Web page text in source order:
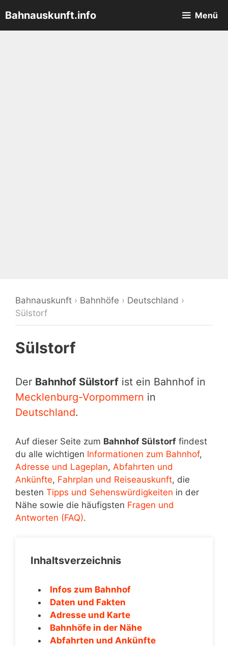
Inhalt
springen
Bahnauskunft.info Menü
Bahnauskunft › Bahnhöfe › Deutschland ›
Sülstorf
Sülstorf
Der Bahnhof Sülstorf ist ein Bahnhof in
Mecklenburg-Vorpommern in
Deutschland.
Auf dieser Seite zum Bahnhof Sülstorf findest
du alle wichtigen Informationen zum Bahnhof,
Adresse und Lageplan, Abfahrten und
Ankünfte, Fahrplan und Reiseauskunft, die
besten Tipps und Sehenswürdigkeiten in der
Nähe sowie die häufigsten Fragen und
Antworten (FAQ).
Inhaltsverzeichnis
Infos zum Bahnhof
Daten und Fakten
Adresse und Karte
Bahnhöfe in der Nähe
Abfahrten und Ankünfte